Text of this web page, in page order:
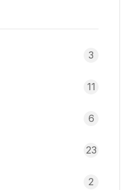
3
11
6
23
2